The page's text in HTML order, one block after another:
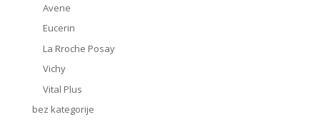
Avene
Eucerin
La Rroche Posay
Vichy
Vital Plus
bez kategorije